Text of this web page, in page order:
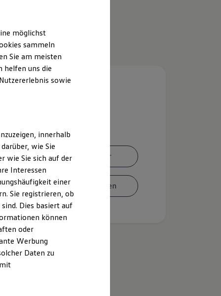
Ansprechpartner
Termin vereinbaren
möglichst
sammeln
Sie am meisten
helfen uns die
sowie
innerhalb
wie Sie
wie Sie sich auf der
Interessen
einer
Sie registrieren, ob
Dies basiert auf
können
oder
Werbung
Daten zu